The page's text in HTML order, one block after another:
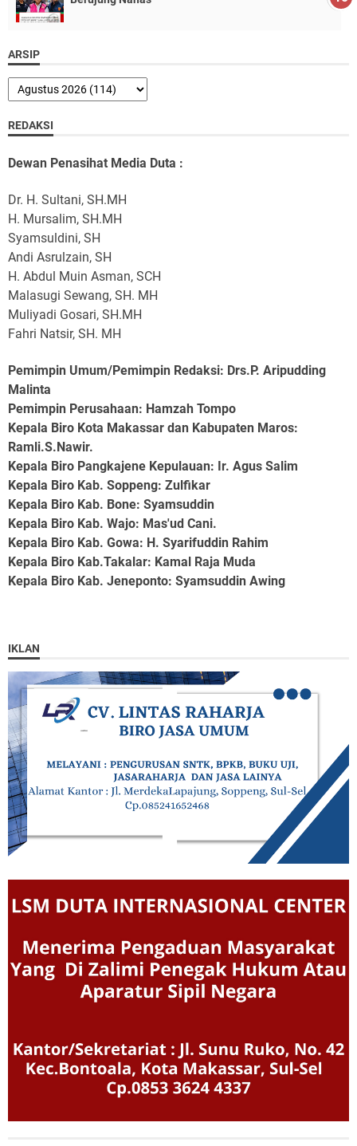
ARSIP
REDAKSI
Dewan Penasihat Media Duta :
Dr. H. Sultani, SH.MH
H. Mursalim, SH.MH
Syamsuldini, SH
Andi Asrulzain, SH
H. Abdul Muin Asman, SCH
Malasugi Sewang, SH. MH
Muliyadi Gosari, SH.MH
Fahri Natsir, SH. MH
Pemimpin Umum/Pemimpin Redaksi: Drs.P. Aripudding
Malinta
Pemimpin Perusahaan: Hamzah Tompo
Kepala Biro Kota Makassar dan Kabupaten Maros:
Ramli.S.Nawir.
Kepala Biro Pangkajene Kepulauan: Ir. Agus Salim
Kepala Biro Kab. Soppeng: Zulfikar
Kepala Biro Kab. Bone: Syamsuddin
Kepala Biro Kab. Wajo: Mas'ud Cani.
Kepala Biro Kab. Gowa: H. Syarifuddin Rahim
Kepala Biro Kab.Takalar: Kamal Raja Muda
Kepala Biro Kab. Jeneponto: Syamsuddin Awing
IKLAN